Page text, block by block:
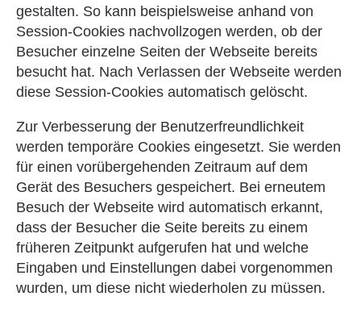
gestalten. So kann beispielsweise anhand von
Session-Cookies nachvollzogen werden, ob der
Besucher einzelne Seiten der Webseite bereits
besucht hat. Nach Verlassen der Webseite werden
diese Session-Cookies automatisch gelöscht.
Zur Verbesserung der Benutzerfreundlichkeit
werden temporäre Cookies eingesetzt. Sie werden
für einen vorübergehenden Zeitraum auf dem
Gerät des Besuchers gespeichert. Bei erneutem
Besuch der Webseite wird automatisch erkannt,
dass der Besucher die Seite bereits zu einem
früheren Zeitpunkt aufgerufen hat und welche
Eingaben und Einstellungen dabei vorgenommen
wurden, um diese nicht wiederholen zu müssen.